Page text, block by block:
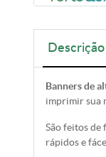
Descrição
Banners de
imprimir sua
São feitos de
rápidos e